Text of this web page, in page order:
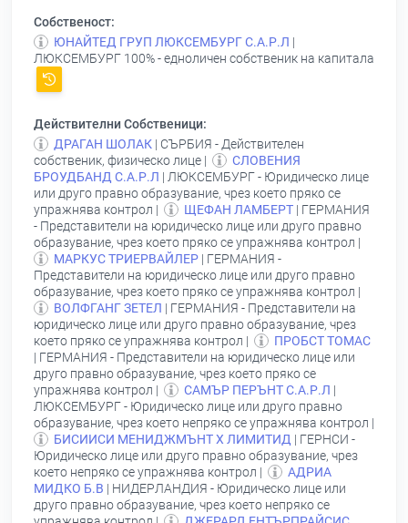
Собственост:
ЮНАЙТЕД ГРУП ЛЮКСЕМБУРГ С.А.Р.Л |
ЛЮКСЕМБУРГ 100% - едноличен собственик на капитала
Действителни Собственици:
ДРАГАН ШОЛАК | СЪРБИЯ - Действителен
собственик, физическо лице |
СЛОВЕНИЯ
БРОУДБАНД С.А.Р.Л | ЛЮКСЕМБУРГ - Юридическо лице
или друго правно образувание, чрез което пряко се
упражнява контрол |
ЩЕФАН ЛАМБЕРТ | ГЕРМАНИЯ
- Представители на юридическо лице или друго правно
образувание, чрез което пряко се упражнява контрол |
МАРКУС ТРИЕРВАЙЛЕР | ГЕРМАНИЯ -
Представители на юридическо лице или друго правно
образувание, чрез което пряко се упражнява контрол |
ВОЛФГАНГ ЗЕТЕЛ | ГЕРМАНИЯ - Представители на
юридическо лице или друго правно образувание, чрез
което пряко се упражнява контрол |
ПРОБСТ ТОМАС
| ГЕРМАНИЯ - Представители на юридическо лице или
друго правно образувание, чрез което пряко се
упражнява контрол |
САМЪР ПЕРЪНТ С.А.Р.Л |
ЛЮКСЕМБУРГ - Юридическо лице или друго правно
образувание, чрез което непряко се упражнява контрол |
БИСИИСИ МЕНИДЖМЪНТ Х ЛИМИТИД | ГЕРНСИ -
Юридическо лице или друго правно образувание, чрез
което непряко се упражнява контрол |
АДРИА
МИДКО Б.В | НИДЕРЛАНДИЯ - Юридическо лице или
друго правно образувание, чрез което непряко се